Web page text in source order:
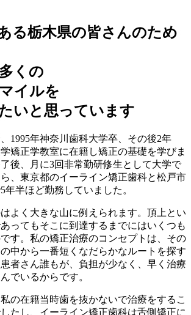
る栃木県の皆さんのため
くの
イルを
いと思っています
1995年神奈川歯科大学卒、その後2年
矯正学教室に在籍し矯正の基礎を学びま
後、月に3回非常勤研修生として大学で
、東京都のイーライン矯正歯科と松戸市
年半ほど勤務していました。
よく大きな山に例えられます。頂上とい
ってもそこに到達するまでにはいくつも
す。 私の矯正治療のコンセプトは、その
中から一番短くなだらかなルートを探す
者さん誰もが、負担が少なく、早く治療
でいるからです。
の在籍当時歯を抜かないで治療をするこ
たし、イーライン矯正歯科は舌側矯正に